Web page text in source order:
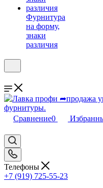
Фурнитура
на форму,
знаки
различия
Сравнение0
Телефоны
+7 (919) 725-55-23